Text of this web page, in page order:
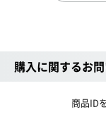
購入に関するお
商品ID